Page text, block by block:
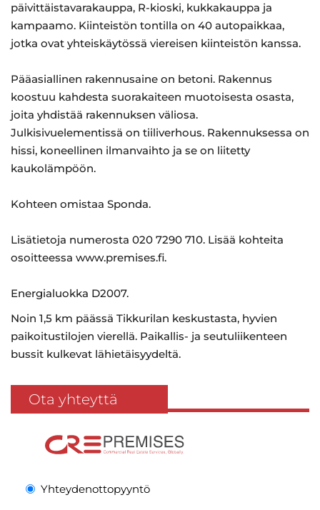
päivittäistavarakauppa, R-kioski, kukkakauppa ja
kampaamo. Kiinteistön tontilla on 40 autopaikkaa,
jotka ovat yhteiskäytössä viereisen kiinteistön kanssa.
Pääasiallinen rakennusaine on betoni. Rakennus
koostuu kahdesta suorakaiteen muotoisesta osasta,
joita yhdistää rakennuksen väliosa.
Julkisivuelementissä on tiiliverhous. Rakennuksessa on
hissi, koneellinen ilmanvaihto ja se on liitetty
kaukolämpöön.
Kohteen omistaa Sponda.
Lisätietoja numerosta 020 7290 710. Lisää kohteita
osoitteessa www.premises.fi.
Energialuokka D2007.
Noin 1,5 km päässä Tikkurilan keskustasta, hyvien
paikoitustilojen vierellä. Paikallis- ja seutuliikenteen
bussit kulkevat lähietäisyydeltä.
Ota yhteyttä
Yhteydenottopyyntö